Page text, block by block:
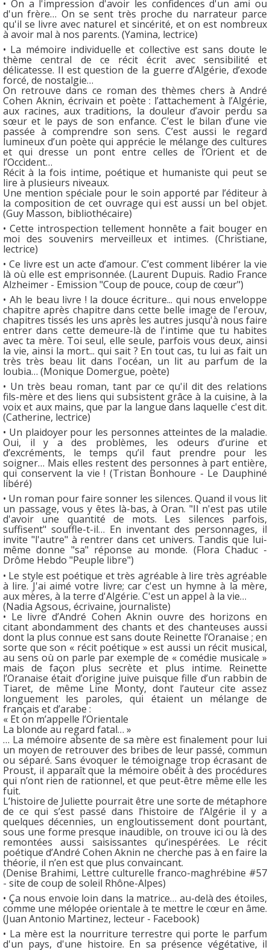
• On a l'impression d'avoir les confidences d'un ami ou
d'un frère… On se sent très proche du narrateur parce
qu'il se livre avec naturel et sincérité, et on est nombreux
à avoir mal à nos parents. (Yamina, lectrice)
• La mémoire individuelle et collective est sans doute le
thème central de ce récit écrit avec sensibilité et
délicatesse. Il est question de la guerre d’Algérie, d’exode
forcé, de nostalgie…
On retrouve dans ce roman des thèmes chers à André
Cohen Aknin, écrivain et poète : l’attachement à l’Algérie,
aux racines, aux traditions, la douleur d’avoir perdu sa
sœur et le pays de son enfance. C’est le bilan d’une vie
passée à comprendre son sens. C’est aussi le regard
lumineux d’un poète qui apprécie le mélange des cultures
et qui dresse un pont entre celles de l’Orient et de
l’Occident…
Récit à la fois intime, poétique et humaniste qui peut se
lire à plusieurs niveaux.
Une mention spéciale pour le soin apporté par l’éditeur à
la composition de cet ouvrage qui est aussi un bel objet.
(Guy Masson, bibliothécaire)
• Cette introspection tellement honnête a fait bouger en
moi des souvenirs merveilleux et intimes. (Christiane,
lectrice)
• Ce livre est un acte d’amour. C’est comment libérer la vie
là où elle est emprisonnée. (Laurent Dupuis. Radio France
Alzheimer - Emission "Coup de pouce, coup de cœur")
• Ah le beau livre ! la douce écriture... qui nous enveloppe
chapitre après chapitre dans cette belle image de l'erouv,
chapitres tissés les uns après les autres jusqu'à nous faire
entrer dans cette demeure-là de l'intime que tu habites
avec ta mère. Toi seul, elle seule, parfois vous deux, ainsi
la vie, ainsi la mort... qui sait ? En tout cas, tu lui as fait un
très très beau lit dans l'océan, un lit au parfum de la
loubia… (Monique Domergue, poète)
• Un très beau roman, tant par ce qu'il dit des relations
fils-mère et des liens qui subsistent grâce à la cuisine, à la
voix et aux mains, que par la langue dans laquelle c'est dit.
(Catherine, lectrice)
• Un plaidoyer pour les personnes atteintes de la maladie.
Oui, il y a des problèmes, les odeurs d’urine et
d’excréments, le temps qu’il faut prendre pour les
soigner… Mais elles restent des personnes à part entière,
qui conservent la vie ! (Tristan Bonhoure - Le Dauphiné
libéré)
• Un roman pour faire sonner les silences. Quand il vous lit
un passage, vous y êtes là-bas, à Oran. "Il n'est pas utile
d'avoir une quantité de mots. Les silences parfois,
suffisent" souffle-t-il… En inventant des personnages, il
invite "l'autre" à rentrer dans cet univers. Tandis que lui-
même donne "sa" réponse au monde. (Flora Chaduc -
Drôme Hebdo "Peuple libre")
• Le style est poétique et très agréable à lire très agréable
à lire. J'ai aimé votre livre; car c'est un hymne à la mère,
aux mères, à la terre d'Algérie. C'est un appel à la vie…
(Nadia Agsous, écrivaine, journaliste)
• Le livre d’André Cohen Aknin ouvre des horizons en
citant abondamment des chants et des chanteuses aussi
dont la plus connue est sans doute Reinette l’Oranaise ; en
sorte que son « récit poétique » est aussi un récit musical,
au sens où on parle par exemple de « comédie musicale »
mais de façon plus secrète et plus intime. Reinette
l’Oranaise était d’origine juive puisque fille d’un rabbin de
Tiaret, de même Line Monty, dont l’auteur cite assez
longuement les paroles, qui étaient un mélange de
français et d’arabe :
« Et on m’appelle l’Orientale
La blonde au regard fatal… »
… La mémoire absente de sa mère est finalement pour lui
un moyen de retrouver des bribes de leur passé, commun
ou séparé. Sans évoquer le témoignage trop écrasant de
Proust, il apparaît que la mémoire obéit à des procédures
qui n’ont rien de rationnel, et que peut-être même elle les
fuit.
L’histoire de Juliette pourrait être une sorte de métaphore
de ce qui s’est passé dans l’histoire de l’Algérie il y a
quelques décennies, un engloutissement dont pourtant,
sous une forme presque inaudible, on trouve ici ou là des
remontées aussi saisissantes qu’inespérées. Le récit
poétique d’André Cohen Aknin ne cherche pas à en faire la
théorie, il n’en est que plus convaincant.
(Denise Brahimi, Lettre culturelle franco-maghrébine #57
- site de coup de soleil Rhône-Alpes)
• Ça nous envoie loin dans la matrice… au-delà des étoiles,
comme une mélopée orientale à te mettre le cœur en âme.
(Juan Antonio Martinez, lecteur - Facebook)
• La mère est la nourriture terrestre qui porte le parfum
d'un pays, d'une histoire. En sa présence végétative, il